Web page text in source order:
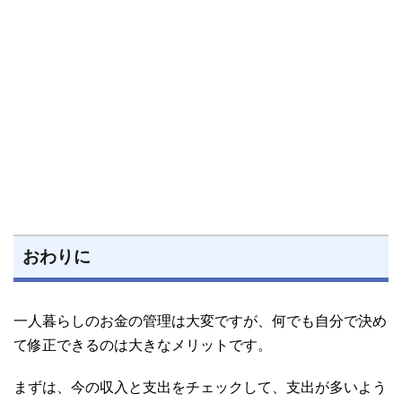
おわりに
一人暮らしのお金の管理は大変ですが、何でも自分で決め
て修正できるのは大きなメリットです。
まずは、今の収入と支出をチェックして、支出が多いよう